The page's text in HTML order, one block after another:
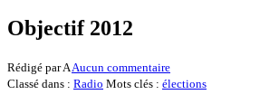
Objectif 2012
Rédigé par A Aucun commentaire
Classé dans : Radio Mots clés : élections